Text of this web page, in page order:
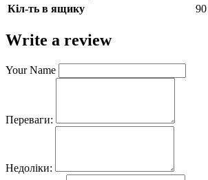
Кіл-ть в ящику
90
Write a review
Your Name
Переваги:
Недоліки: